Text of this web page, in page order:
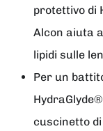
protettivo di
Alcon aiuta
lipidi sulle
Per un
cuscinetto